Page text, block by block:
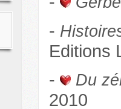
-
Editions
-
Du
2010